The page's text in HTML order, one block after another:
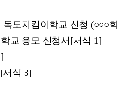
독도지킴이학교 신청 (○○○학
교 응모 신청서[서식 1]
서식 3]